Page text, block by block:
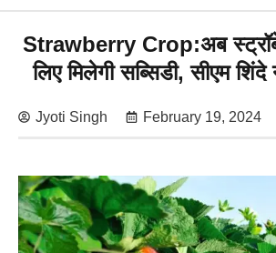
Strawberry Crop:अब
लिए मिलेगी सब्सिडी, सीएम
Jyoti Singh February 19, 2024